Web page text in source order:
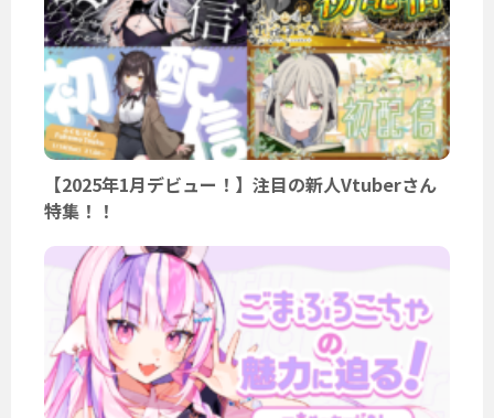
【2025年1月デビュー！】注目の新人Vtuberさん
特集！！